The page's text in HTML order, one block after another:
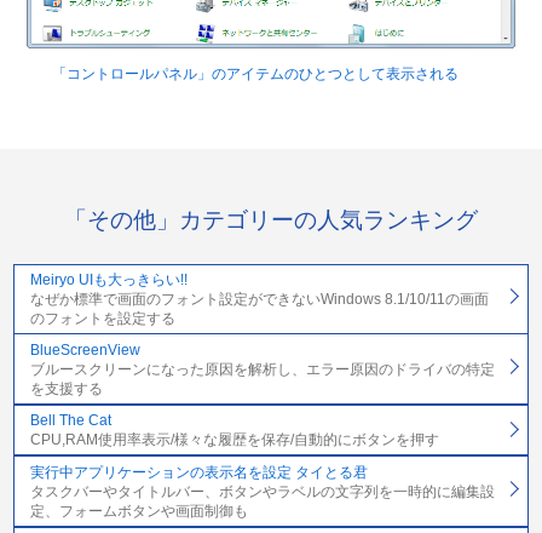
「コントロールパネル」のアイテムのひとつとして表示される
「その他」カテゴリーの人気ランキング
Meiryo UIも大っきらい!!
なぜか標準で画面のフォント設定ができないWindows 8.1/10/11の画面
のフォントを設定する
BlueScreenView
ブルースクリーンになった原因を解析し、エラー原因のドライバの特定
を支援する
Bell The Cat
CPU,RAM使用率表示/様々な履歴を保存/自動的にボタンを押す
実行中アプリケーションの表示名を設定 タイとる君
タスクバーやタイトルバー、ボタンやラベルの文字列を一時的に編集設
定、フォームボタンや画面制御も